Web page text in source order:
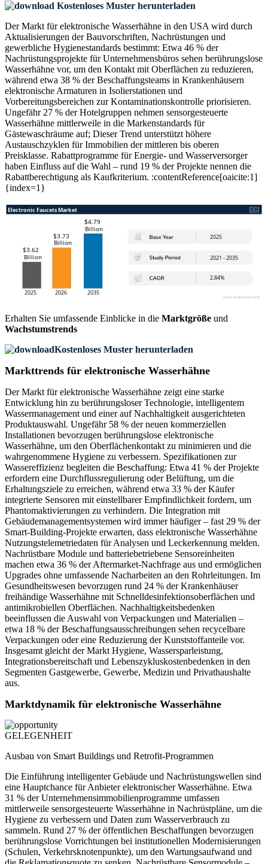
Kostenloses Muster herunterladen
Der Markt für elektronische Wasserhähne in den USA wird durch
Aktualisierungen der Bauvorschriften, Nachrüstungen und
gewerbliche Hygienestandards bestimmt: Etwa 46 % der
Nachrüstungsprojekte für Unternehmensbüros sehen berührungslose
Wasserhähne vor, um den Kontakt mit Oberflächen zu reduzieren,
während etwa 38 % der Beschaffungsteams in Krankenhäusern
elektronische Armaturen in Isolierstationen und
Vorbereitungsbereichen zur Kontaminationskontrolle priorisieren.
Ungefähr 27 % der Hotelgruppen nehmen sensorgesteuerte
Wasserhähne mittlerweile in die Markenstandards für
Gästewaschräume auf; Dieser Trend unterstützt höhere
Austauschzyklen für Immobilien der mittleren bis oberen
Preisklasse. Rabattprogramme für Energie- und Wasserversorger
haben Einfluss auf die Wahl – rund 19 % der Projekte nennen die
Rabattberechtigung als Kaufkriterium. :contentReference[oaicite:1]
{index=1}
Erhalten Sie umfassende Einblicke in die Marktgröße und
Wachstumstrends
Kostenloses Muster herunterladen
Markttrends für elektronische Wasserhähne
Der Markt für elektronische Wasserhähne zeigt eine starke
Entwicklung hin zu berührungsloser Technologie, intelligentem
Wassermanagement und einer auf Nachhaltigkeit ausgerichteten
Produktauswahl. Ungefähr 58 % der neuen kommerziellen
Installationen bevorzugen berührungslose elektronische
Wasserhähne, um den Oberflächenkontakt zu minimieren und die
wahrgenommene Hygiene zu verbessern. Spezifikationen zur
Wassereffizienz begleiten die Beschaffung: Etwa 41 % der Projekte
erfordern eine Durchflussregulierung oder Belüftung, um die
Erhaltungsziele zu erreichen, während etwa 33 % der Käufer
integrierte Sensoren mit einstellbarer Empfindlichkeit fordern, um
Phantomaktivierungen zu verhindern. Die Integration mit
Gebäudemanagementsystemen wird immer häufiger – fast 29 % der
Smart-Building-Projekte erwarten, dass elektronische Wasserhähne
Nutzungstelemetriedaten für Analysen und Leckerkennung melden.
Nachrüstbare Module und batteriebetriebene Sensoreinheiten
machen etwa 36 % der Aftermarket-Nachfrage aus und ermöglichen
Upgrades ohne umfassende Nacharbeiten an den Rohrleitungen. Im
Gesundheitswesen bevorzugen rund 24 % der Krankenhäuser
freihändige Wasserhähne mit Schnelldesinfektionsoberflächen und
antimikrobiellen Oberflächen. Nachhaltigkeitsbedenken
beeinflussen die Auswahl von Verpackungen und Materialien –
etwa 18 % der Beschaffungsausschreibungen sehen recycelbare
Verpackungen oder eine Reduzierung der Kunststoffanteile vor.
Insgesamt gleicht der Markt Hygiene, Wassersparleistung,
Integrationsbereitschaft und Lebenszykluskostenbedenken in den
Segmenten Gastgewerbe, Gewerbe, Medizin und Privathaushalte
aus.
Marktdynamik für elektronische Wasserhähne
GELEGENHEIT
Ausbau von Smart Buildings und Retrofit-Programmen
Die Einführung intelligenter Gebäude und Nachrüstungswellen sind
eine Hauptchance für Anbieter elektronischer Wasserhähne. Etwa
31 % der Unternehmensimmobilienprogramme umfassen
mittlerweile sensorgesteuerte Wasserhähne in Nachrüstpläne, um die
Hygiene zu verbessern und Daten zum Wasserverbrauch zu
sammeln. Rund 27 % der öffentlichen Beschaffungen bevorzugen
berührungslose Vorrichtungen bei institutionellen Modernisierungen
(Schulen, Verkehrsknotenpunkte), um den Wartungsaufwand und